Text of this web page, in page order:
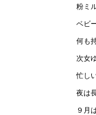
粉ミ
ベビ
何も
次女
忙し
夜は
９月